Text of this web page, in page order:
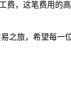
，这笔费用的
之旅，希望每